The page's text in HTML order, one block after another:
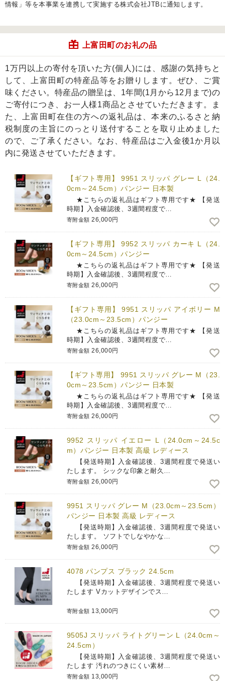
情報」等を本事業を連携して実施する株式会社JTBに通知します。
上富田町のお礼の品
1万円以上の寄付を頂いた方(個人)には、感謝の気持ちと
して、上富田町の特産品等をお贈りします。ぜひ、ご賞
味ください。特産品の贈呈は、1年間(1月から12月まで)の
ご寄付につき、お一人様1商品とさせていただきます。ま
た、上富田町在住の方への返礼品は、本来のふるさと納
税制度の主旨にのっとり送付することを取り止めました
ので、ご了承ください。なお、特産品はご入金後1か月以
内に発送させていただきます。
【ギフト専用】 9951 スリッパ グレー L（24.
0cm～24.5cm）パンジー 日本製
★こちらの返礼品はギフト専用です★ 【発送
時期】入金確認後、3週間程度で…
寄附金額 26,000円
【ギフト専用】 9952 スリッパ カーキ L（24.
0cm～24.5cm）パンジー
★こちらの返礼品はギフト専用です★ 【発送
時期】入金確認後、3週間程度で…
寄附金額 26,000円
【ギフト専用】 9951 スリッパ アイボリー M
（23.0cm～23.5cm）パンジー
★こちらの返礼品はギフト専用です★ 【発送
時期】入金確認後、3週間程度で…
寄附金額 26,000円
【ギフト専用】 9951 スリッパ グレー M（23.
0cm～23.5cm）パンジー 日本製
★こちらの返礼品はギフト専用です★ 【発送
時期】入金確認後、3週間程度で…
寄附金額 26,000円
9952 スリッパ イエロー L（24.0cm～24.5c
m）パンジー 日本製 高級 レディース
【発送時期】入金確認後、3週間程度で発送い
たします。 シックな印象と耐久…
寄附金額 26,000円
9951 スリッパ グレー M（23.0cm～23.5cm）
パンジー 日本製 高級 レディース
【発送時期】入金確認後、3週間程度で発送い
たします。 ソフトでしなやかな…
寄附金額 26,000円
4078 パンプス ブラック 24.5cm
【発送時期】入金確認後、3週間程度で発送い
たします Vカットデザインでス…
寄附金額 13,000円
9505J スリッパ ライトグリーン L（24.0cm～
24.5cm）
【発送時期】入金確認後、3週間程度で発送い
たします 汚れのつきにくい素材…
寄附金額 13,000円